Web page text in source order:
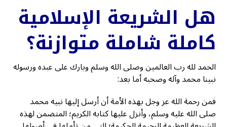
هل الشريعة الإسلامية
كاملة شاملة متوازنة؟
الحمد لله رب العالمين وصلى الله وسلم وبارك على عبده ورسوله
نبينا محمد وآله وصحبه أما بعد:
فمن رحمة الله عز وجل بهذه الأمة أن أرسل إليها نبيه محمد
صلى الله عليه وسلم، وأنزل عليها كتابه الكريم؛ المتضمن لهذه